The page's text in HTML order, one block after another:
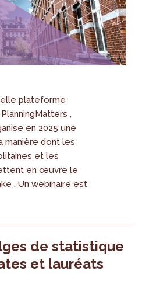
plateforme
,
en 2025 une
manière dont les
et les
en œuvre le
. Un webinaire est
de statistique
et lauréats